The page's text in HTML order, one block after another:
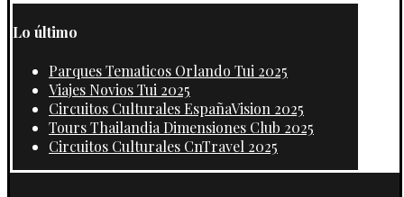
Lo último
Parques Tematicos Orlando Tui 2025
Viajes Novios Tui 2025
Circuitos Culturales EspañaVision 2025
Tours Thailandia Dimensiones Club 2025
Circuitos Culturales CnTravel 2025